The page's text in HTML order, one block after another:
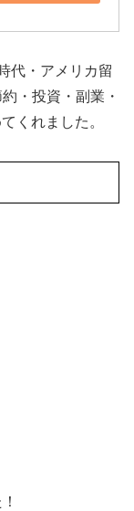
代・アメリカ留
・投資・副業・
くれました。